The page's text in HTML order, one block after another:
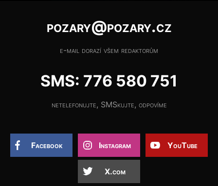
pozary@pozary.cz
e-mail dorazí všem redaktorům
SMS: 776 580 751
netelefonujte, SMSkujte, odpovíme
Facebook Instagram YouTube
X.com